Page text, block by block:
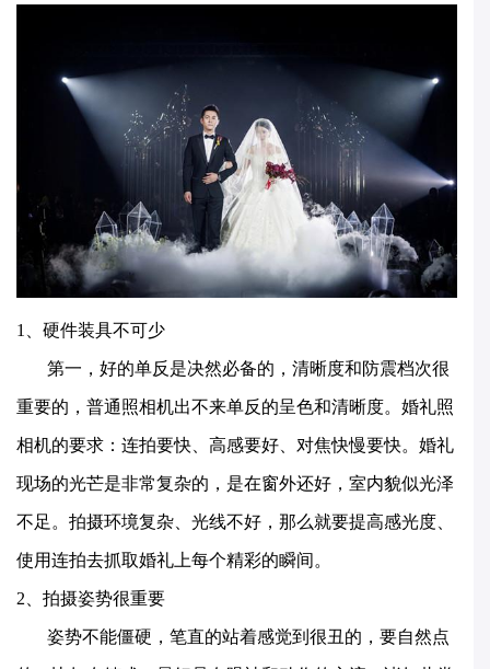
1、 硬件装具不可少
第一 ， 好的单反是决然必备的，清晰度和防震档次很
重要的，普通照相机出不来单反的呈色和清晰度。婚礼照
相机的要求：连拍要快、高感要好、对焦快慢要快。婚礼
现场的光芒是非常复杂的，是在窗外还好，室内貌似光泽
不足。拍摄环境复杂、光线不好，那么就要提高感光度、
使用连拍去抓取婚礼上每个精彩的瞬间。
2、 拍摄姿势很重要
姿势不能僵硬， 笔直的站着感觉到很丑的，要自然点